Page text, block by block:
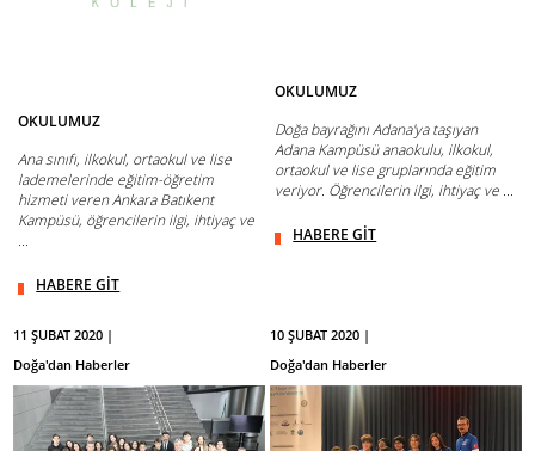
OKULUMUZ
Ana sınıfı, ilkokul, ortaokul ve lise
lademelerinde eğitim-öğretim
hizmeti veren Ankara Batıkent
Kampüsü, öğrencilerin ilgi, ihtiyaç ve
...
HABERE GİT
OKULUMUZ
Doğa bayrağını Adana'ya taşıyan
Adana Kampüsü anaokulu, ilkokul,
ortaokul ve lise gruplarında eğitim
veriyor. Öğrencilerin ilgi, ihtiyaç ve ...
HABERE GİT
11 ŞUBAT 2020 |
Doğa'dan Haberler
10 ŞUBAT 2020 |
Doğa'dan Haberler